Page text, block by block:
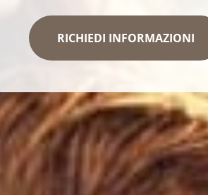
RICHIEDI INFORMAZIONI